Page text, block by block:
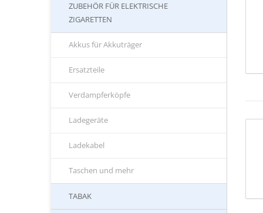
ZUBEHÖR FÜR ELEKTRISCHE
ZIGARETTEN
Akkus für Akkuträger
Ersatzteile
Verdampferköpfe
Ladegeräte
Ladekabel
Taschen und mehr
TABAK